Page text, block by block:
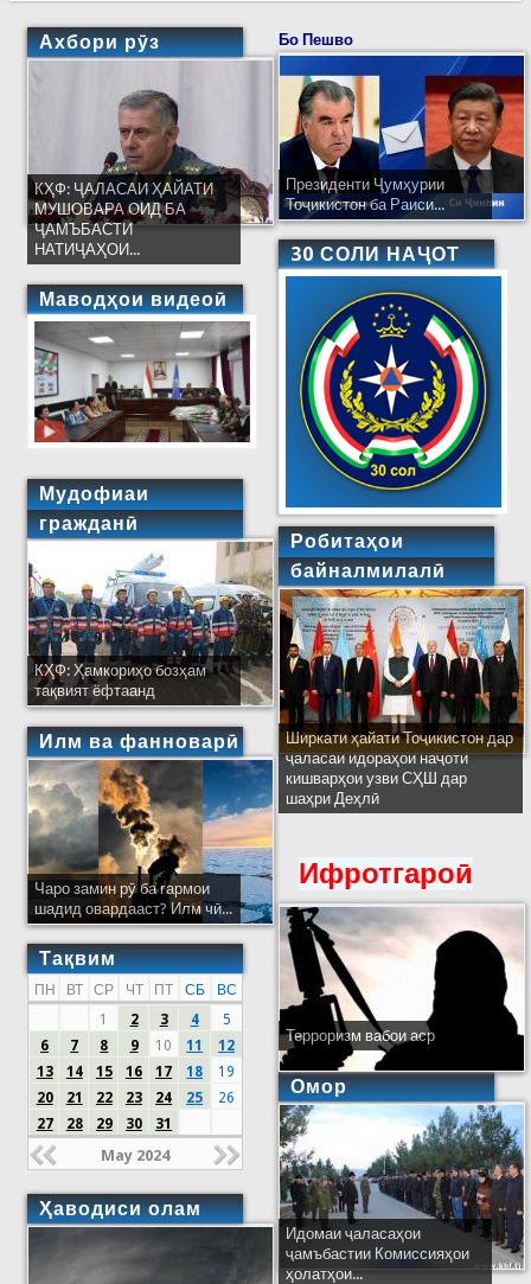
Ахбори рӯз
КҲФ: ҶАЛАСАИ ҲАЙАТИ
МУШОВАРА ОИД БА
ҶАМЪБАСТИ
НАТИҶАҲОИ...
Маводҳои видеоӣ
Мудофиаи
гражданӣ
КҲФ: Ҳамкориҳо бозҳам
тақвият ёфтаанд
Илм ва фанноварӣ
Чаро замин рӯ ба гармои
шадид овардааст? Илм чӣ...
Тақвим
ПН ВТ СР ЧТ ПТ СБ
ВС
1
2 3 4
5
6
7 8 9 10 11
12
13
14 15 16 17 18
19
20
21 22 23 24 25
26
27
28 29 30 31
May 2024
Ҳаводиси олам
Бо Пешво
Президенти Ҷумҳурии
Тоҷикистон ба Раиси...
30 СОЛИ НАҶОТ
Робитаҳои
байналмилалӣ
Ширкати ҳайати Тоҷикистон дар
ҷаласаи идораҳои наҷоти
кишварҳои узви СҲШ дар
шаҳри Деҳлӣ
Ифротгароӣ
Терроризм вабои аср
Омор
Идомаи ҷаласаҳои
ҷамъбастии Комиссияҳои
ҳолатҳои...